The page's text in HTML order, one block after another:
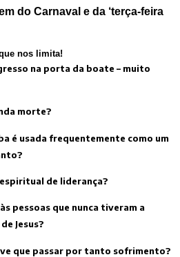
do Carnaval e da ‘terça-feira
nos limita!
na porta da boate – muito
morte?
é usada frequentemente como um
de liderança?
pessoas que nunca tiveram a
Jesus?
que passar por tanto sofrimento?